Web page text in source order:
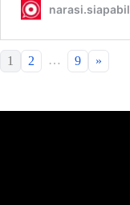
1 2 … 9 »